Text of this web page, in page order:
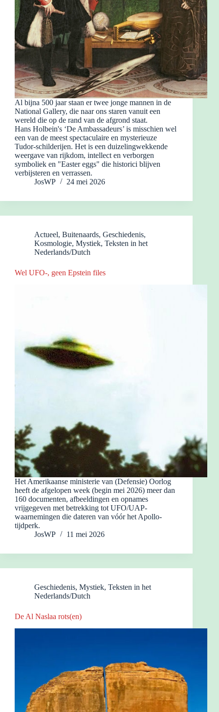
Al bijna 500 jaar staan er twee jonge mannen in de
National Gallery, die naar ons staren vanuit een
wereld die op de rand van de afgrond staat.
Hans Holbein's ‘De Ambassadeurs’ is misschien wel
een van de meest spectaculaire en mysterieuze
Tudor-schilderijen. Het is een duizelingwekkende
weergave van rijkdom, intellect en verborgen
symboliek en "Easter eggs" die historici blijven
verbijsteren en verrassen.
JosWP
24 mei 2026
Actueel, Buitenaards, Geschiedenis,
Kosmologie, Mystiek, Teksten in het
Nederlands/Dutch
Wel UFO-, geen Epstein files
Het Amerikaanse ministerie van (Defensie) Oorlog
heeft de afgelopen week (begin mei 2026) meer dan
160 documenten, afbeeldingen en opnames
vrijgegeven met betrekking tot UFO/UAP-
waarnemingen die dateren van vóór het Apollo-
tijdperk.
JosWP
11 mei 2026
Geschiedenis, Mystiek, Teksten in het
Nederlands/Dutch
De Al Naslaa rots(en)